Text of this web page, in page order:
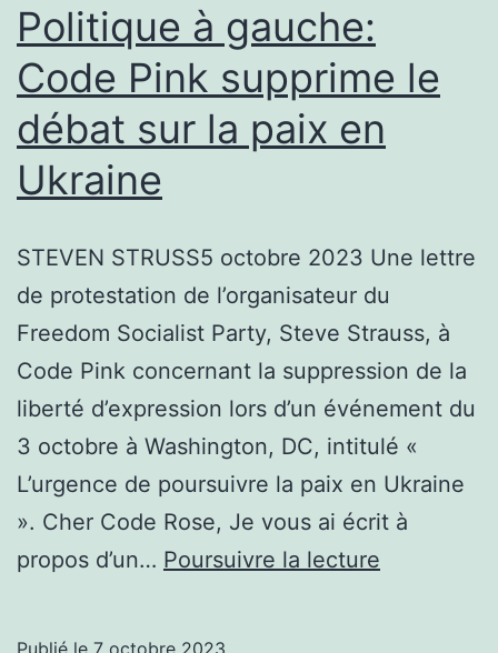
Politique à gauche:
Code Pink supprime le
débat sur la paix en
Ukraine
STEVEN STRUSS5 octobre 2023 Une lettre
de protestation de l’organisateur du
Freedom Socialist Party, Steve Strauss, à
Code Pink concernant la suppression de la
liberté d’expression lors d’un événement du
3 octobre à Washington, DC, intitulé «
L’urgence de poursuivre la paix en Ukraine
». Cher Code Rose, Je vous ai écrit à
propos d’un… Poursuivre la lecture
Publié le 7 octobre 2023